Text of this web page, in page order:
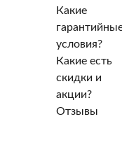
Какие
условия?
Какие есть
скидки и
акции?
Отзывы